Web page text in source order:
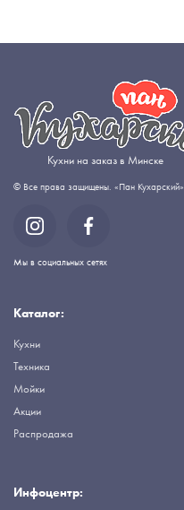
Кухни на заказ в Минске
© Все права защищены. «Пан Кухарский»
Мы в социальных сетях
Каталог:
Кухни
Техника
Мойки
Акции
Распродажа
Инфоцентр: